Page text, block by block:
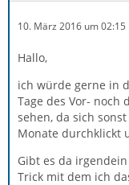
10. März 2016 um 02:15
Hallo,
ich würde gerne in
Tage des Vor- noch
sehen, da sich
Monate durchklickt
Gibt es da
Trick mit dem ich